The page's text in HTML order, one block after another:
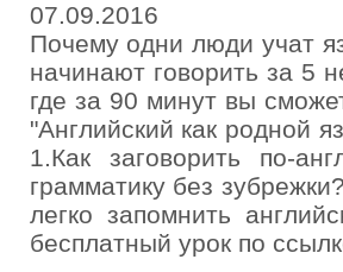
07.09.2016
Почему одни люди учат
начинают говорить за 5
где за 90 минут вы
"Английский как родной
1.Как заговорить по-
грамматику без
легко запомнить
бесплатный урок по